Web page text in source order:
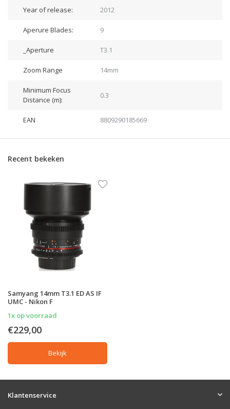
Year of release: 2012
Aperure Blades: 9
_Aperture T3.1
Zoom Range 14mm
Minimum Focus
Distance (m):
0.3
EAN 8809290185669
Recent bekeken
Samyang 14mm T3.1 ED AS IF
UMC - Nikon F
1x op voorraad
€229,00
Bekijk
Klantenservice